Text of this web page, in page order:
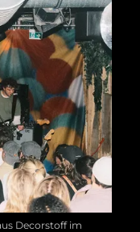
Decorstoff im